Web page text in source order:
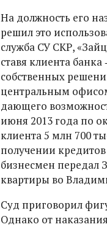
На должность его
решил это
служба СУ СКР,
ставя клиента
собственных
центральным
дающего
июня 2013 года по
клиента 5 млн 700
получении
бизнесмен передал
квартиры во
Суд приговорил
Однако от